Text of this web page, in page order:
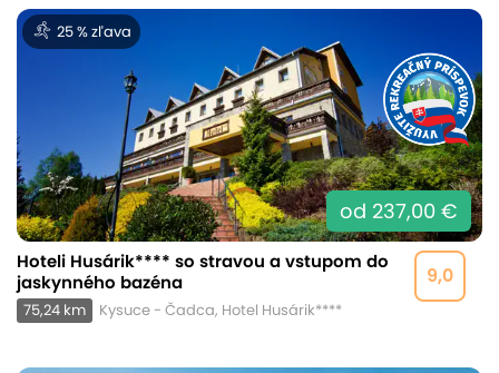
25 % zľava
od 237,00 €
9,0
Hoteli Husárik**** so stravou a vstupom do
jaskynného bazéna
75,24 km Kysuce - Čadca, Hotel Husárik****